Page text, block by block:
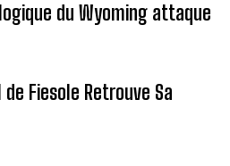
du Wyoming attaque
de Fiesole Retrouve Sa